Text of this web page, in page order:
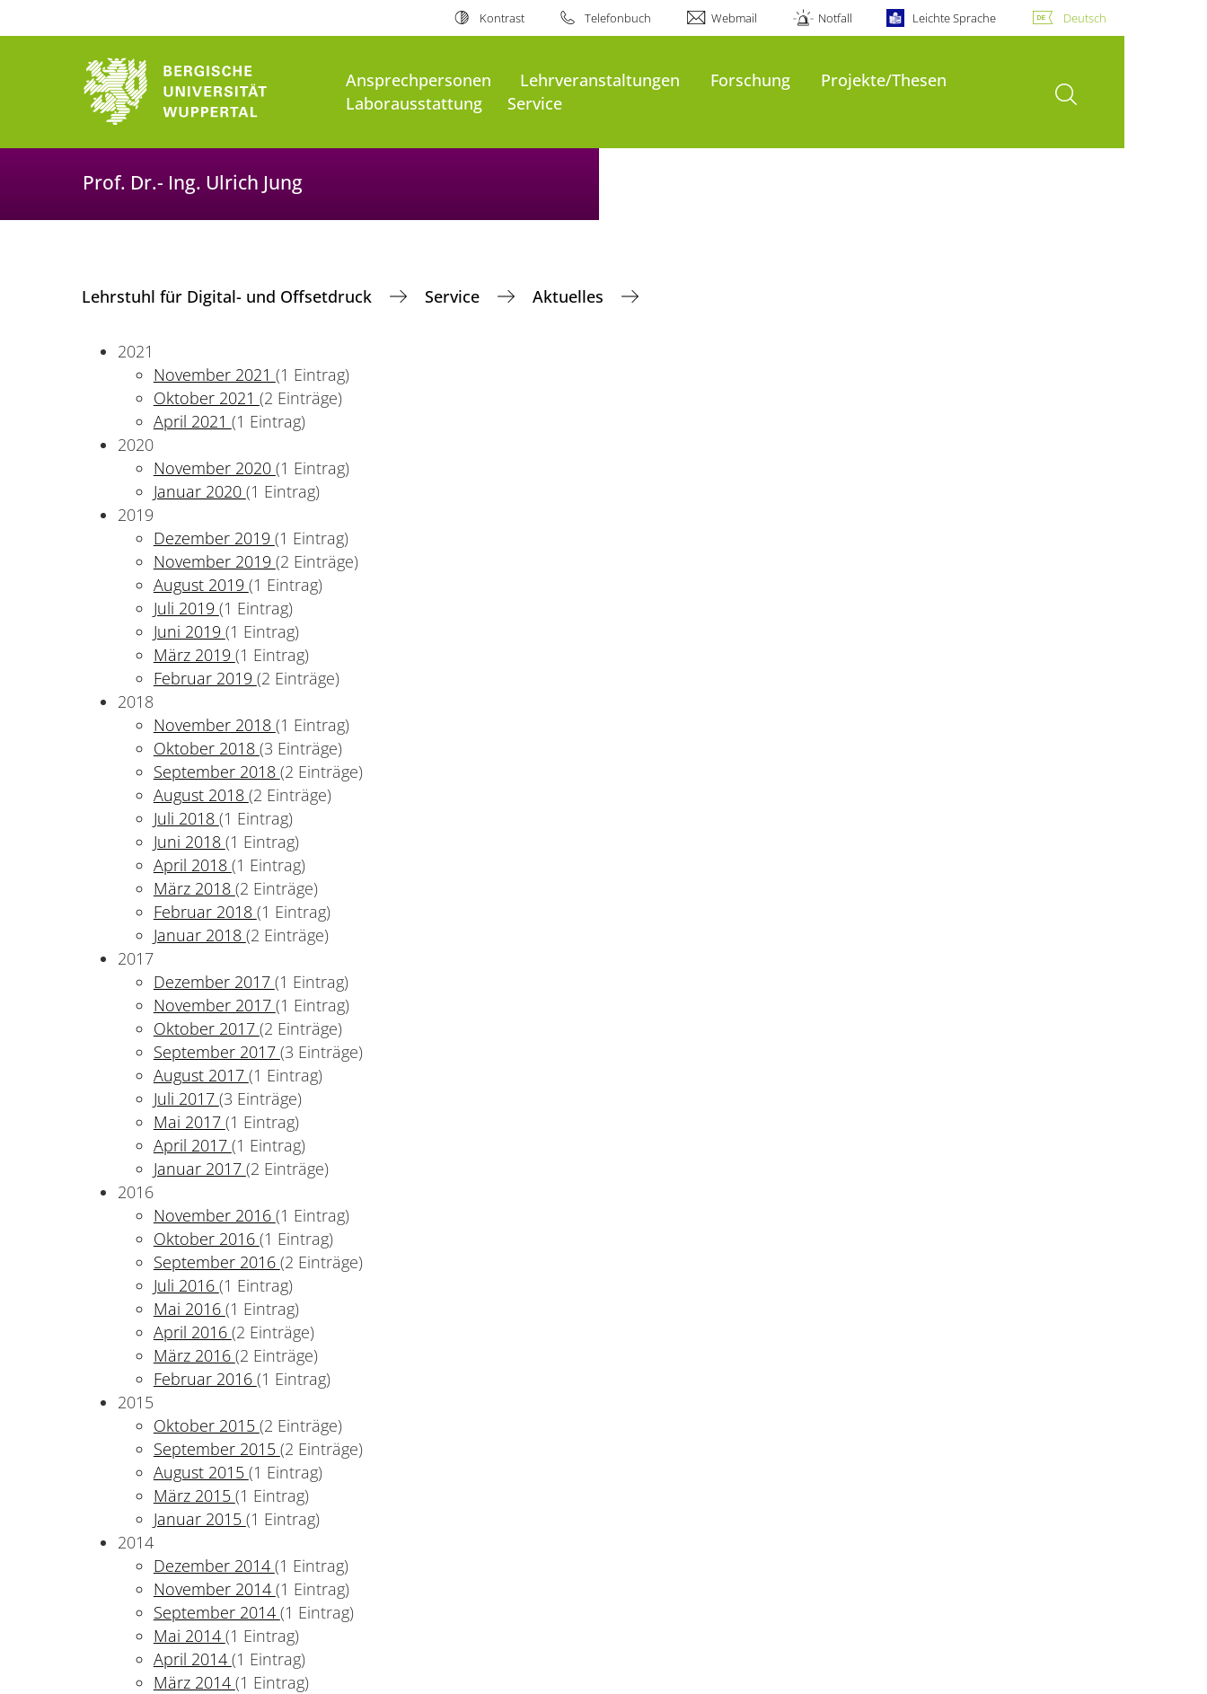
Kontrast Telefonbuch Webmail Notfall Leichte Sprache Deutsch
Ansprechpersonen Lehrveranstaltungen Forschung
Projekte/Thesen
Laborausstattung
Service
Suche öffnen
Prof. Dr.- Ing. Ulrich Jung
Lehrstuhl für Digital- und Offsetdruck Service Aktuelles
2021
November 2021 (1 Eintrag)
Oktober 2021 (2 Einträge)
April 2021 (1 Eintrag)
2020
November 2020 (1 Eintrag)
Januar 2020 (1 Eintrag)
2019
Dezember 2019 (1 Eintrag)
November 2019 (2 Einträge)
August 2019 (1 Eintrag)
Juli 2019 (1 Eintrag)
Juni 2019 (1 Eintrag)
März 2019 (1 Eintrag)
Februar 2019 (2 Einträge)
2018
November 2018 (1 Eintrag)
Oktober 2018 (3 Einträge)
September 2018 (2 Einträge)
August 2018 (2 Einträge)
Juli 2018 (1 Eintrag)
Juni 2018 (1 Eintrag)
April 2018 (1 Eintrag)
März 2018 (2 Einträge)
Februar 2018 (1 Eintrag)
Januar 2018 (2 Einträge)
2017
Dezember 2017 (1 Eintrag)
November 2017 (1 Eintrag)
Oktober 2017 (2 Einträge)
September 2017 (3 Einträge)
August 2017 (1 Eintrag)
Juli 2017 (3 Einträge)
Mai 2017 (1 Eintrag)
April 2017 (1 Eintrag)
Januar 2017 (2 Einträge)
2016
November 2016 (1 Eintrag)
Oktober 2016 (1 Eintrag)
September 2016 (2 Einträge)
Juli 2016 (1 Eintrag)
Mai 2016 (1 Eintrag)
April 2016 (2 Einträge)
März 2016 (2 Einträge)
Februar 2016 (1 Eintrag)
2015
Oktober 2015 (2 Einträge)
September 2015 (2 Einträge)
August 2015 (1 Eintrag)
März 2015 (1 Eintrag)
Januar 2015 (1 Eintrag)
2014
Dezember 2014 (1 Eintrag)
November 2014 (1 Eintrag)
September 2014 (1 Eintrag)
Mai 2014 (1 Eintrag)
April 2014 (1 Eintrag)
März 2014 (1 Eintrag)